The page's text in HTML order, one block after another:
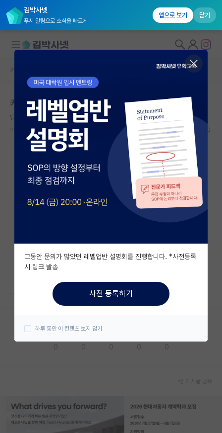
김박사넷
푸시 알림으로 소식을 빠르게
앱으로 보기 닫기
대학원생 모집
국내대학원 정보
연구실&오픈랩
커뮤니티
커뮤니티 홈
전체글보기
베스트 게시판
자유 게시판(아무개랩)
미국 유학 게시판
미국 대학원 합격 후기 게시판
대학원생 모집 게시판
연구실(PI) 홍보 게시판
학부 인턴 게시판
취업 게시판
커뮤니티 홈
카이스트 전산 입시 난이도
당당한 찰스 다윈
2025.06.28 3 4119
.
그동안 문의가 많았던 레벨업반 설명회를 진행합니다. *사전등록
시 링크 발송
사전 등록하기
하루 동안 이 컨텐츠 보지 않기